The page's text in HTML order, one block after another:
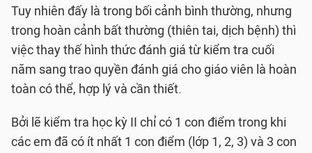
Tuy nhiên đấy là trong bối cảnh bình thường, nhưng
trong hoàn cảnh bất thường (thiên tai, dịch bệnh) thì
việc thay thế hình thức đánh giá từ kiểm tra cuối
năm sang trao quyền đánh giá cho giáo viên là hoàn
toàn có thể, hợp lý và cần thiết.
Bởi lẽ kiểm tra học kỳ II chỉ có 1 con điểm trong khi
các em đã có ít nhất 1 con điểm (lớp 1, 2, 3) và 3 con